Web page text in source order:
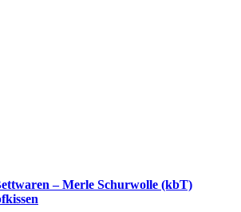
– Merle Schurwolle (kbT)